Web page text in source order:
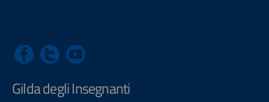
Gilda degli Insegnanti